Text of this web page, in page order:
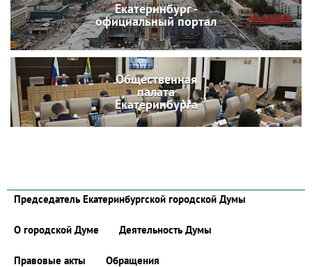
Екатеринбург -
официальный портал
Общественная
палата
Екатеринбурга
Председатель Екатеринбургской городской Думы
О городской Думе Деятельность Думы
Правовые акты Обращения